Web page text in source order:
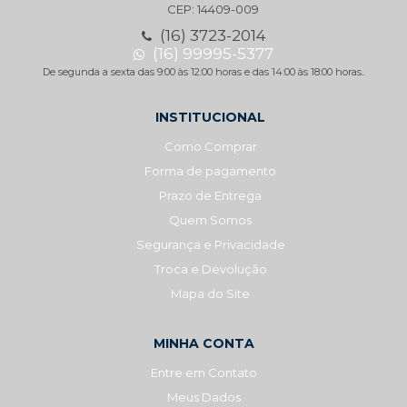
INSTITUCIONAL
Como Comprar
Forma de pagamento
Prazo de Entrega
Quem Somos
Segurança e Privacidade
Troca e Devolução
Mapa do Site
MINHA CONTA
Entre em Contato
Meus Dados
CEP: 14409-009
(16) 3723-2014
(16) 99995-5377
De segunda a sexta das 9:00 às 12:00 horas e das 14:00 às 18:00 horas..